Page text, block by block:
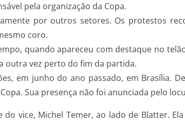
pela organização da Copa.
por outros setores. Os protestos
coro.
quando apareceu com destaque no
outra vez perto do fim da partida.
em junho do ano passado, em Brasília.
Sua presença não foi anunciada pelo
vice, Michel Temer, ao lado de Blatter.